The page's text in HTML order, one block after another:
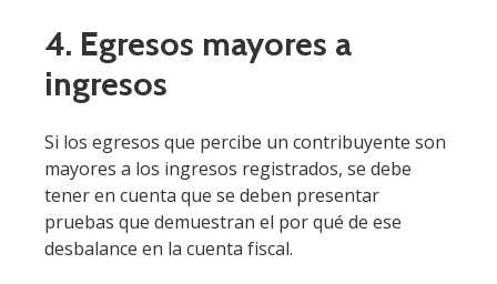
4. Egresos mayores a
ingresos
Si los egresos que percibe un contribuyente son
mayores a los ingresos registrados, se debe
tener en cuenta que se deben presentar
pruebas que demuestran el por qué de ese
desbalance en la cuenta fiscal.